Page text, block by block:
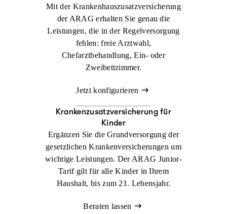
Mit der Krankenhauszusatzversicherung
der ARAG erhalten Sie genau die
Leistungen, die in der Regelversorgung
fehlen: freie Arztwahl,
Chefarztbehandlung, Ein- oder
Zweibettzimmer.
Jetzt konfigurieren
Krankenzusatz­versicherung für
Kinder
Ergänzen Sie die Grundversorgung der
gesetzlichen Krankenversicherungen um
wichtige Leistungen. Der ARAG Junior-
Tarif gilt für alle Kinder in Ihrem
Haushalt, bis zum 21. Lebensjahr.
Beraten lassen